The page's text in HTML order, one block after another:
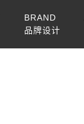
BRAND
品牌设计